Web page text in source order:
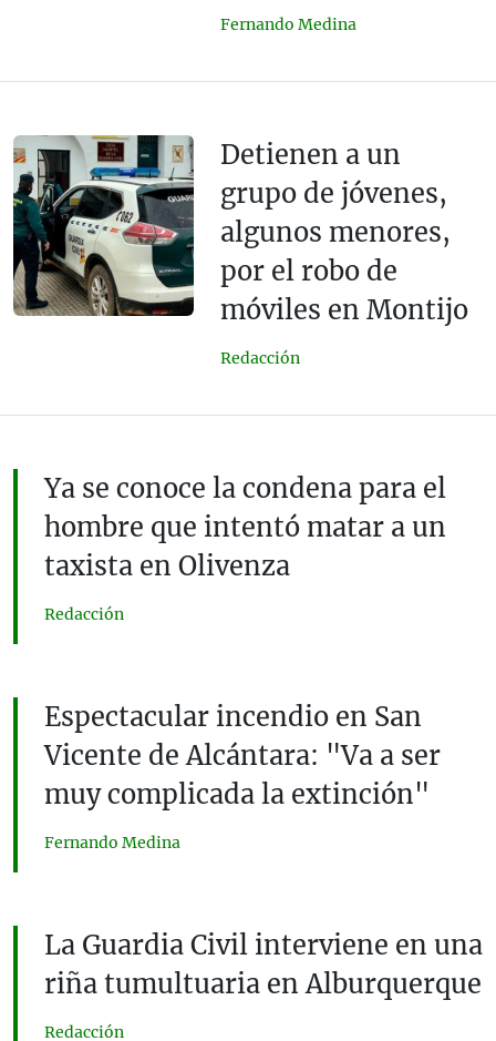
Fernando Medina
Detienen a un
grupo de jóvenes,
algunos menores,
por el robo de
móviles en Montijo
Redacción
Ya se conoce la condena para el
hombre que intentó matar a un
taxista en Olivenza
Redacción
Espectacular incendio en San
Vicente de Alcántara: "Va a ser
muy complicada la extinción"
Fernando Medina
La Guardia Civil interviene en una
riña tumultuaria en Alburquerque
Redacción